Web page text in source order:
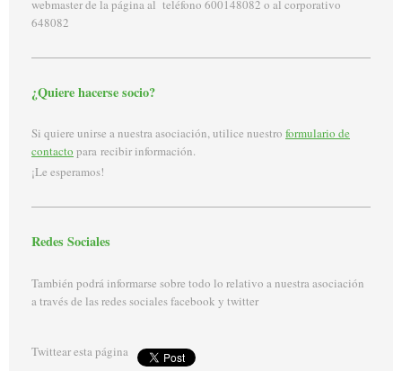
webmaster de la página al teléfono 600148082 o al corporativo
648082
¿Quiere hacerse socio?
Si quiere unirse a nuestra asociación, utilice nuestro formulario de
contacto para recibir información.
¡Le esperamos!
Redes Sociales
También podrá informarse sobre todo lo relativo a nuestra asociación
a través de las redes sociales facebook y twitter
Twittear esta página